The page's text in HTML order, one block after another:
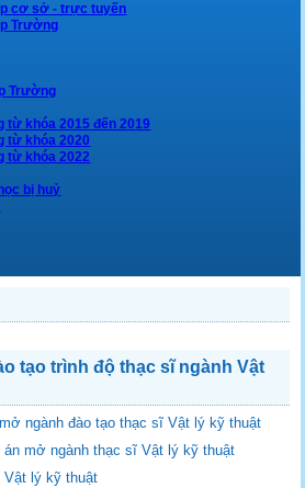
cơ sở - trực tuyến
Trường
Trường
từ khóa 2015 đến 2019
từ khóa 2020
từ khóa 2022
bị huỷ
tạo trình độ thạc sĩ ngành Vật
ngành đào tạo thạc sĩ Vật lý kỹ thuật
án mở ngành thạc sĩ Vật lý kỹ thuật
lý kỹ thuật